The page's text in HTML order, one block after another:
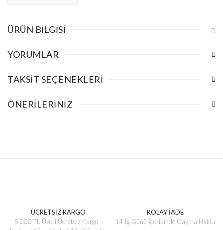
ÜRÜN BILGISI
YORUMLAR
TAKSIT SEÇENEKLERI
ÖNERILERINIZ
ÜCRETSİZ KARGO
5.000 TL Üzeri Ücretsiz Kargo -
KOLAY İADE
14 İş Günü İçerisinde Cayma Hakkı